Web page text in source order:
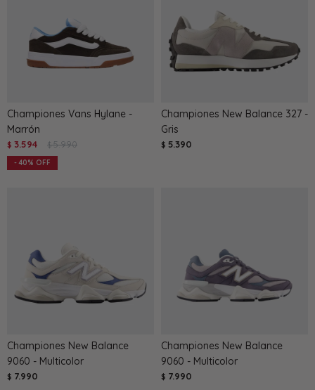
Championes Vans Hylane -
Marrón
$ 3.594 $ 5.990
40
Championes New Balance 327 -
Gris
$ 5.390
Championes New Balance
9060 - Multicolor
$ 7.990
Championes New Balance
9060 - Multicolor
$ 7.990